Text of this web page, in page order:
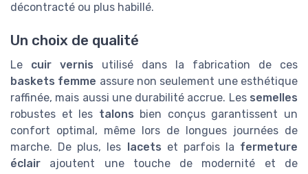
décontracté ou plus habillé.
Un choix de qualité
Le cuir vernis utilisé dans la fabrication de ces
baskets femme assure non seulement une esthétique
raffinée, mais aussi une durabilité accrue. Les semelles
robustes et les talons bien conçus garantissent un
confort optimal, même lors de longues journées de
marche. De plus, les lacets et parfois la fermeture
éclair ajoutent une touche de modernité et de